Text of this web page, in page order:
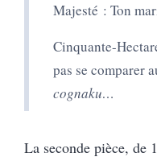
Majesté : Ton
Cinquante-
pas se comparer
cognaku…
La seconde pièce, de